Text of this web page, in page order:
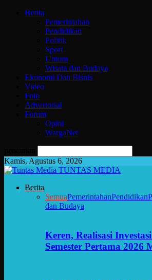
Berita
Pemerintahan
Pendidikan
Politik
Sport
Umum
Wisata dan Budaya
Ekonomi Dan Bisnis
Video
Foto
Advertorial
Forum
Opini
WargaNet
Kamis, Agustus 6, 2026
TUNTAS MEDIA
Berita
SemuaPemerintahanPendidikan
dan Budaya
Keren, Realisasi
Semester Pertama 2026